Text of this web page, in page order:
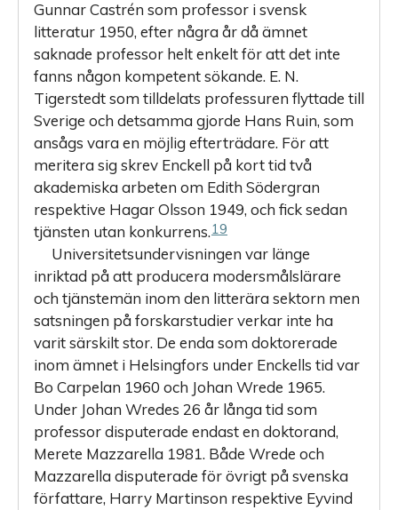
Gunnar Castrén som professor i svensk
litteratur 1950, efter några år då ämnet
saknade professor helt enkelt för att det inte
fanns någon kompetent sökande. E. N.
Tigerstedt som tilldelats professuren flyttade till
Sverige och detsamma gjorde Hans Ruin, som
ansågs vara en möjlig efterträdare. För att
meritera sig skrev Enckell på kort tid två
akademiska arbeten om Edith Södergran
respektive Hagar Olsson 1949, och fick sedan
tjänsten utan konkurrens.19
Universitetsundervisningen var länge
inriktad på att producera modersmålslärare
och tjänstemän inom den litterära sektorn men
satsningen på forskarstudier verkar inte ha
varit särskilt stor. De enda som doktorerade
inom ämnet i Helsingfors under Enckells tid var
Bo Carpelan 1960 och Johan Wrede 1965.
Under Johan Wredes 26 år långa tid som
professor disputerade endast en doktorand,
Merete Mazzarella 1981. Både Wrede och
Mazzarella disputerade för övrigt på svenska
författare, Harry Martinson respektive Eyvind